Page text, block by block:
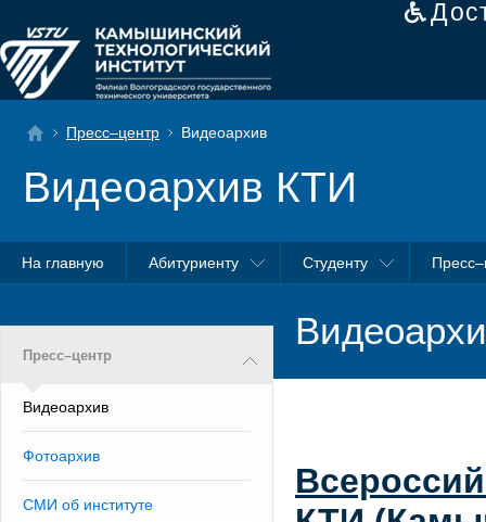
Пресс–центр Видеоархив
Видеоархив КТИ
На главную Абитуриенту Студенту
Пресс–центр
Видеоархив
Фотоархив
СМИ об институте